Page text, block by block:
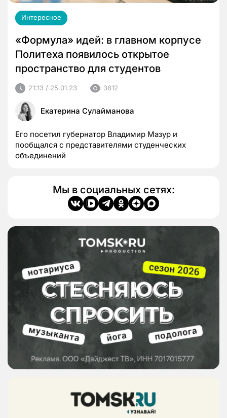
Интересное
«Формула» идей: в главном корпусе
Политеха появилось открытое
пространство для студентов
21:13 / 25.01.23 3812
Екатерина Сулайманова
Его посетил губернатор Владимир Мазур и
пообщался с представителями студенческих
объединений
Мы в социальных сетях: